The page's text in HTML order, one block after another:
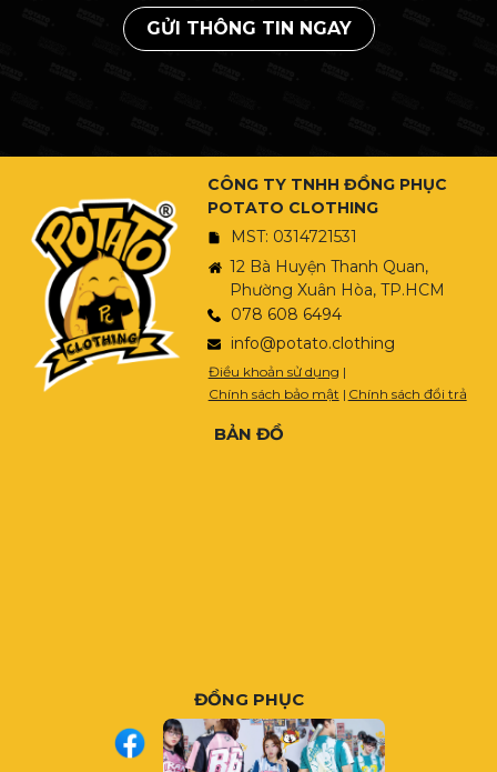
GỬI THÔNG TIN NGAY
CÔNG TY TNHH ĐỒNG PHỤC
POTATO CLOTHING
MST: 0314721531
12 Bà Huyện Thanh Quan,
Phường Xuân Hòa, TP.HCM
078 608 6494
info@potato.clothing
Điều khoản sử dụng |
Chính sách bảo mật | Chính sách đổi trả
BẢN ĐỒ
ĐỒNG PHỤC